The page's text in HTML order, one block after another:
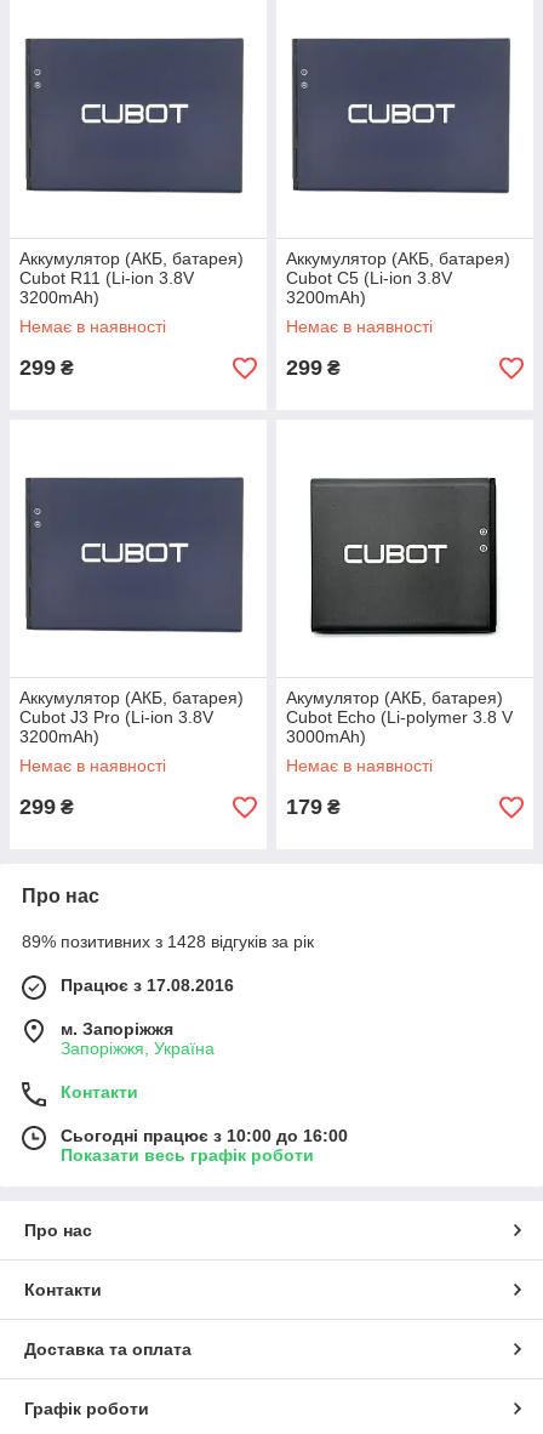
Аккумулятор (АКБ, батарея)
Cubot R11 (Li-ion 3.8V
3200mAh)
Немає в наявності
299 ₴
Аккумулятор (АКБ, батарея)
Cubot C5 (Li-ion 3.8V
3200mAh)
Немає в наявності
299 ₴
Аккумулятор (АКБ, батарея)
Cubot J3 Pro (Li-ion 3.8V
3200mAh)
Немає в наявності
299 ₴
Акумулятор (АКБ, батарея)
Cubot Echo (Li-polymer 3.8 V
3000mAh)
Немає в наявності
179 ₴
Про нас
89% позитивних з 1428 відгуків за рік
Працює з 17.08.2016
м. Запоріжжя
Запоріжжя, Україна
Контакти
Сьогодні працює з 10:00 до 16:00
Показати весь графік роботи
Про нас
Контакти
Доставка та оплата
Графік роботи